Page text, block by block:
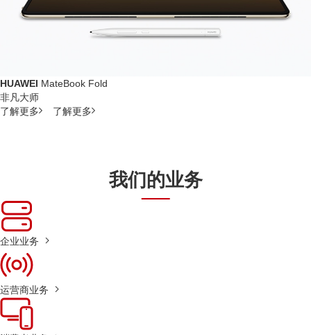
HUAWEI MateBook Fold
非凡大师
了解更多
了解更多
我们的业务
企业业务
运营商业务